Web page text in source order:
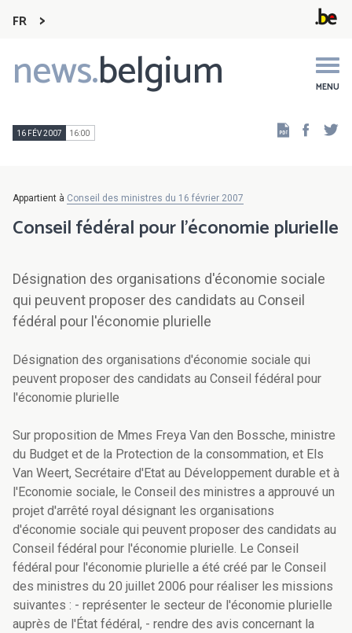
FR
news.belgium MENU
Main
navigation
16 FÉV 2007 16:00
Appartient à Conseil des ministres du 16 février 2007
Conseil fédéral pour l'économie plurielle
Désignation des organisations d'économie sociale
qui peuvent proposer des candidats au Conseil
fédéral pour l'économie plurielle
Désignation des organisations d'économie sociale qui
peuvent proposer des candidats au Conseil fédéral pour
l'économie plurielle
Sur proposition de Mmes Freya Van den Bossche, ministre
du Budget et de la Protection de la consommation, et Els
Van Weert, Secrétaire d'Etat au Développement durable et à
l'Economie sociale, le Conseil des ministres a approuvé un
projet d'arrêté royal désignant les organisations
d'économie sociale qui peuvent proposer des candidats au
Conseil fédéral pour l'économie plurielle. Le Conseil
fédéral pour l'économie plurielle a été créé par le Conseil
des ministres du 20 juillet 2006 pour réaliser les missions
suivantes : - représenter le secteur de l'économie plurielle
auprès de l'État fédéral, - rendre des avis concernant la